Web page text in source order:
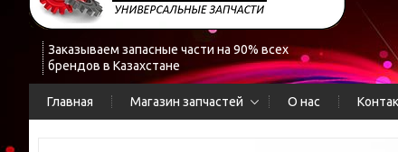
Заказываем запасные части на 90% всех
брендов в Казахстане
Главная Магазин запчастей О нас